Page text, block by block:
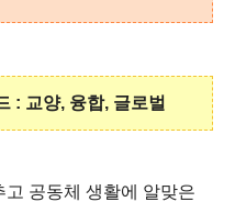
: 교양, 융합, 글로벌
공동체 생활에 알맞은